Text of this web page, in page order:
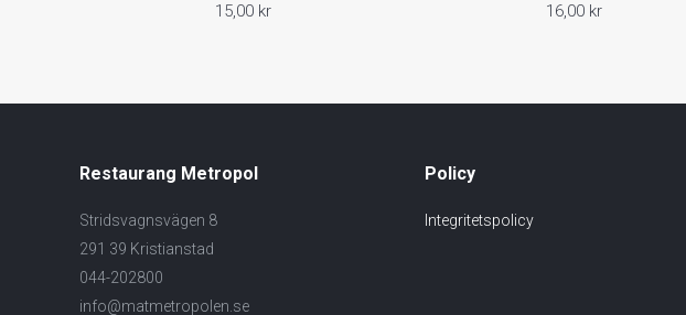
15,00 kr 16,00 kr
Restaurang Metropol
Stridsvagnsvägen 8
291 39 Kristianstad
044-202800
info@matmetropolen.se
Policy
Integritetspolicy